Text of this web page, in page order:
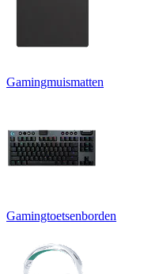
Gamingmuismatten
Gamingtoetsenborden